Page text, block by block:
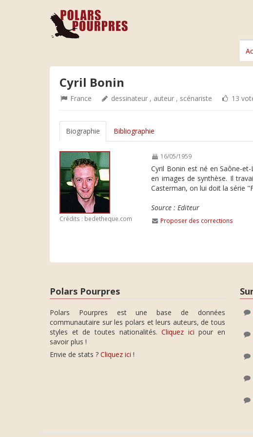
Cyril Bonin
France dessinateur , auteur , scénariste 13
Biographie Bibliographie
Crédits : bedetheque.com
16/05/1959
Cyril Bonin est né en Saône-
en images de synthèse. Il
Casterman, on lui doit la série
Source : Editeur
Proposer des corrections
Polars Pourpres
Polars Pourpres est une base de données
communautaire sur les polars et leurs auteurs, de tous
styles et de toutes nationalités.Cliquez ici pour en
savoir plus !
Envie de stats ? Cliquez ici !